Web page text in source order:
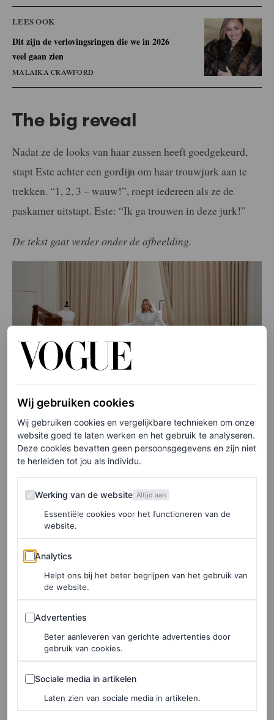
LEES OOK
Dit zijn de verlovingsringen die we in 2026
veel gaan zien
MALAIKA CRAWFORD
The big reveal
Nadat ze de looks van haar zussen heeft goedgekeurd,
stapt Este achter een gordijn om haar trouwjurk aan te
trekken. “1, 2, 3 – wauw!”, roept iedereen als ze de
paskamer uitstapt. Este: “Ik ga trouwen in deze jurk!”
De tekst gaat verder onder de afbeelding.
Nicolas Ghesquière
ontwierp Este Haims
trouwjurk
De zusjes Haim zijn al tientallen jaren fan van Nicolas
Ghesquière, de creative director van Louis Vuitton
Women. “Ik denk al sinds we als kinderen onze eerste
Vogue kregen”, zegt Este. “Nicolas en Drew [Khuse, de
partner van Ghesquière, red.] waren een van de eersten
die mijn verlovingsring zagen.” Hoewel Este terloops had
gezegd dat het haar droom was dat Nicolas haar jurk zou
ontwerpen, had ze niet verwacht dat hij dat ook
daadwerkelijk zou aanbieden. “Een paar weken later zei
herinnert Este zich.
Wij gebruiken cookies
Wij gebruiken cookies en vergelijkbare technieken om onze
website goed te laten werken en het gebruik te analyseren.
Deze cookies bevatten geen persoonsgegevens en zijn niet
te herleiden tot jou als individu.
Werking van de website
Werking van de website Altijd aan
Essentiële cookies voor het functioneren van de
website.
Analytics
Analytics
Helpt ons bij het beter begrijpen van het gebruik van
de website.
Advertenties
Advertenties
Beter aanleveren van gerichte advertenties door
gebruik van cookies.
Sociale media in artikelen
Sociale media in artikelen
Laten zien van sociale media in artikelen.